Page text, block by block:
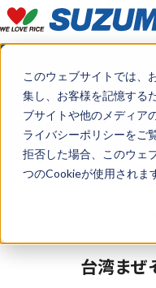
このウェブサイトでは、
集し、お客様を記憶する
ブサイトや他のメディア
ライバシーポリシーをご
拒否した場合、このウェ
つのCookieが使用されま
Testimonials
お客様事例
トップ
お客様事例
台湾まぜ